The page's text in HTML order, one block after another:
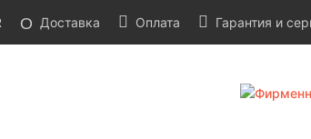
Доставка Оплата Гарантия и